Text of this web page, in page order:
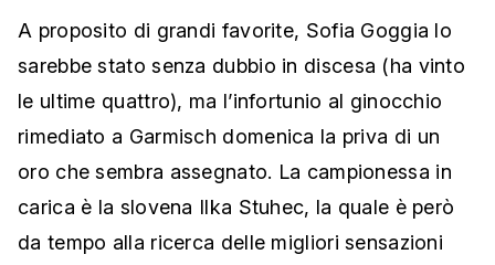
A proposito di grandi favorite, Sofia Goggia lo
sarebbe stato senza dubbio in discesa (ha vinto
le ultime quattro), ma l’infortunio al ginocchio
rimediato a Garmisch domenica la priva di un
oro che sembra assegnato. La campionessa in
carica è la slovena Ilka Stuhec, la quale è però
da tempo alla ricerca delle migliori sensazioni